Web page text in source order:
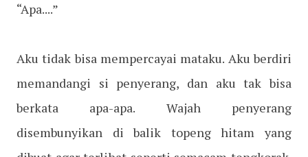
“Apa....”
Aku tidak bisa mempercayai mataku. Aku berdiri
memandangi si penyerang, dan aku tak bisa
berkata apa-apa. Wajah penyerang
disembunyikan di balik topeng hitam yang